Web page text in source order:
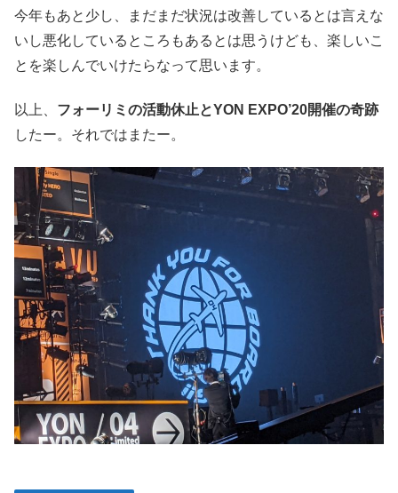
今年もあと少し、まだまだ状況は改善しているとは言えな
いし悪化しているところもあるとは思うけども、楽しいこ
とを楽しんでいけたらなって思います。
以上、 フォーリミの活動休止とYON EXPO’20開催の奇跡
したー。それではまたー。